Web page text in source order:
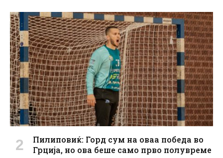
Пилиповиќ: Горд сум на оваа победа во
Грција, но ова беше само прво полувреме